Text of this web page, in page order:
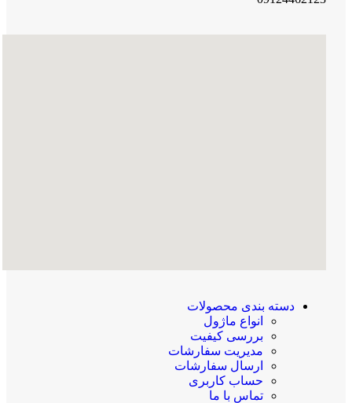
دسته بندی محصولات
انواع ماژول
بررسی کیفیت
مدیریت سفارشات
ارسال سفارشات
حساب کاربری
تماس با ما